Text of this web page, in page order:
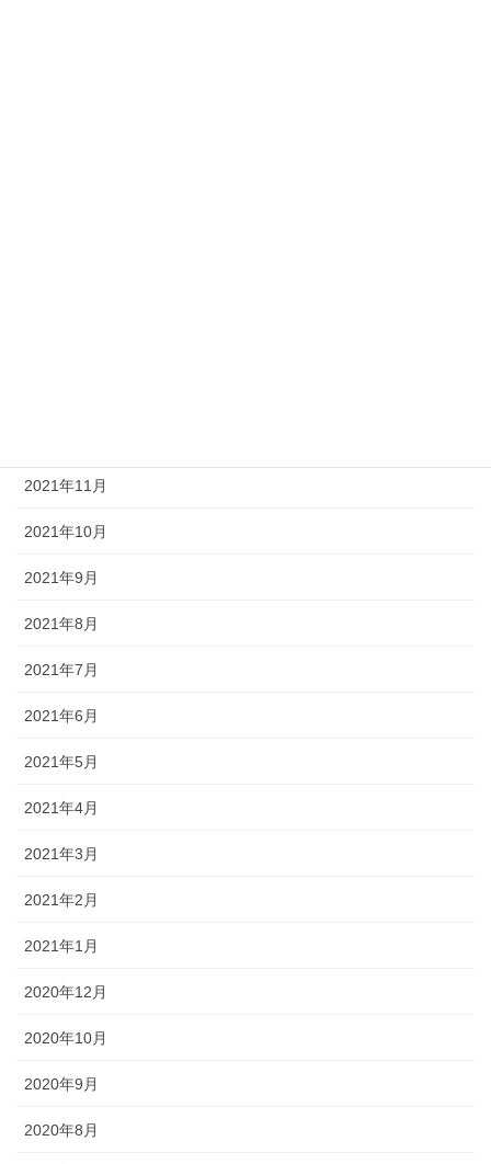
2021年11月
2021年10月
2021年9月
2021年8月
2021年7月
2021年6月
2021年5月
2021年4月
2021年3月
2021年2月
2021年1月
2020年12月
2020年10月
2020年9月
2020年8月